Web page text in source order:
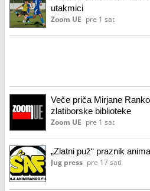
utakmici
Zoom UE pre 1 sat
Veče priča Mirjane
zlatiborske biblioteke
Zoom UE pre 1 sat
„Zlatni puž“ praznik
Jug press pre 17 sati